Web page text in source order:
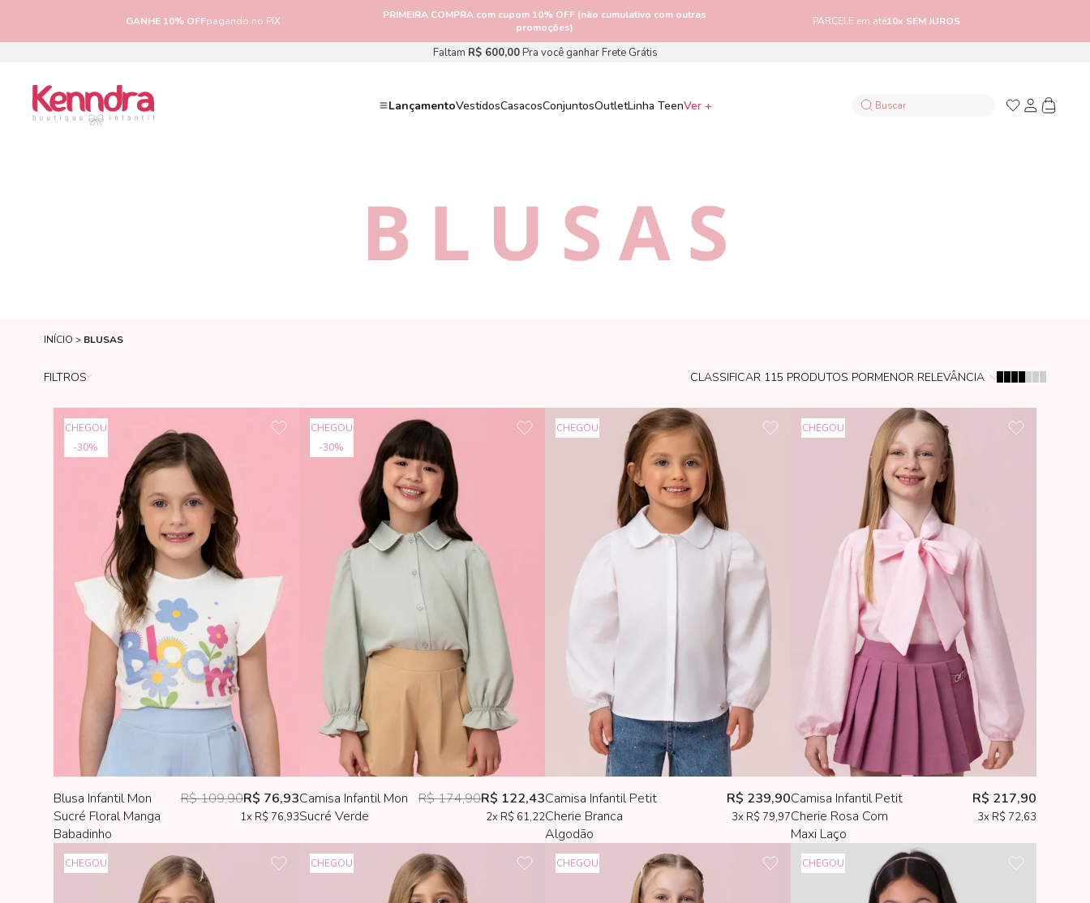
GANHE 10% OFFpagando no PIX PRIMEIRA COMPRA com cupom 10% OFF (não cumulativo com outras
promoções)
PARCELE em até10x SEM JUROS
Faltam R$ 600,00Pra você ganhar Frete Grátis
LançamentoVestidosCasacosConjuntosOutletLinha TeenVer +
BLUSAS
INÍCIO BLUSAS
FILTROS CLASSIFICAR 115 PRODUTOS PORMENOR RELEVÂNCIA
30%
CHEGOU
Blusa Infantil Mon
Sucré Floral Manga
Babadinho
R$ 109,90R$ 76,93
1x R$ 76,93
30%
CHEGOU
Camisa Infantil Mon
Sucré Verde
R$ 174,90R$ 122,43
2x R$ 61,22
CHEGOU
Camisa Infantil Petit
Cherie Branca
Algodão
R$ 239,90
3x R$ 79,97
CHEGOU
Camisa Infantil Petit
Cherie Rosa Com
Maxi Laço
R$ 217,90
3x R$ 72,63
CHEGOU CHEGOU CHEGOU CHEGOU